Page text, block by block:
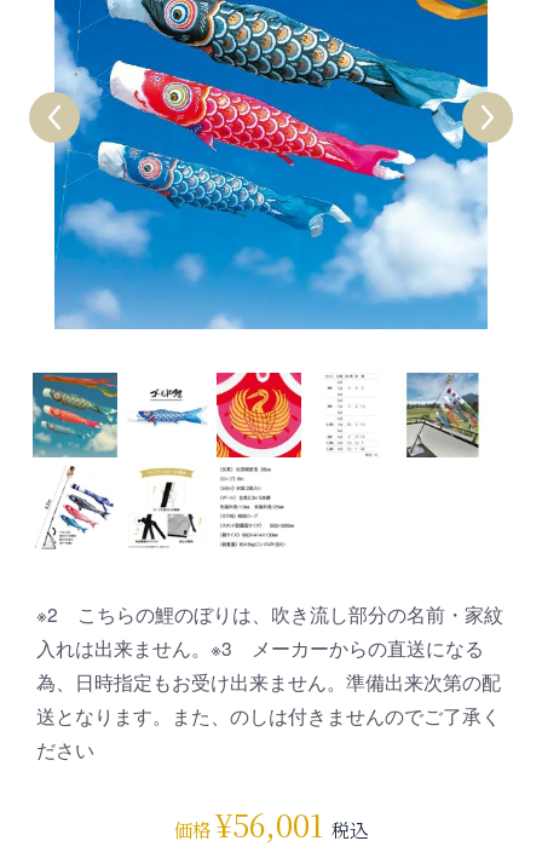
※2 こちらの鯉のぼりは、吹き流し部分の名前・家紋
入れは出来ません。※3 メーカーからの直送になる
為、日時指定もお受け出来ません。準備出来次第の配
送となります。また、のしは付きませんのでご了承く
ださい
価格¥56,001 税込